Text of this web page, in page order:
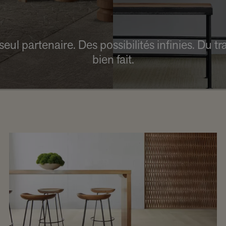
partenaire. Des possibilités infinies. Du
bien fait.